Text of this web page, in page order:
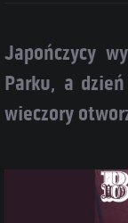
Japończycy
Parku, a
wieczory